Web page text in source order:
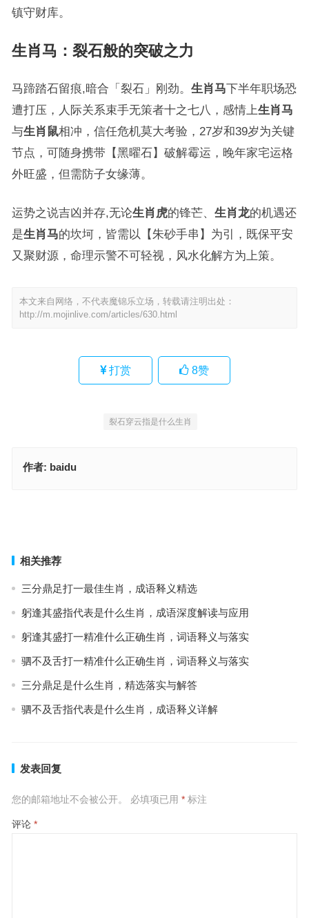
镇守财库。
生肖马：裂石般的突破之力
马蹄踏石留痕,暗合「裂石」刚劲。 生肖马下半年职场恐
遭打压，人际关系束手无策者十之七八，感情上生肖马
与生肖鼠相冲，信任危机莫大考验，27岁和39岁为关键
节点，可随身携带【黑曜石】破解霉运，晚年家宅运格
外旺盛，但需防子女缘薄。
运势之说吉凶并存,无论生肖虎的锋芒、 生肖龙的机遇还
是生肖马的坎坷，皆需以【朱砂手串】为引，既保平安
又聚财源，命理示警不可轻视，风水化解方为上策。
本文来自网络，不代表魔锦乐立场，转载请注明出处：
http://m.mojinlive.com/articles/630.html
打赏 8赞
裂石穿云指是什么生肖
作者: baidu
相关推荐
三分鼎足打一最佳生肖，成语释义精选
躬逢其盛指代表是什么生肖，成语深度解读与应用
躬逢其盛打一精准什么正确生肖，词语释义与落实
驷不及舌打一精准什么正确生肖，词语释义与落实
三分鼎足是什么生肖，精选落实与解答
驷不及舌指代表是什么生肖，成语释义详解
发表回复
您的邮箱地址不会被公开。 必填项已用 *标注
评论 *